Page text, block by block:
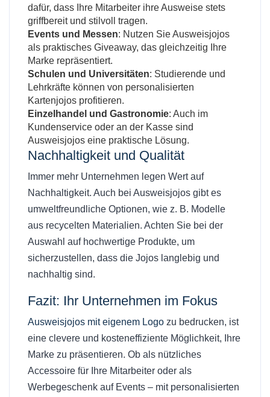
dafür, dass Ihre Mitarbeiter ihre Ausweise stets
griffbereit und stilvoll tragen.
Events und Messen: Nutzen Sie Ausweisjojos
als praktisches Giveaway, das gleichzeitig Ihre
Marke repräsentiert.
Schulen und Universitäten: Studierende und
Lehrkräfte können von personalisierten
Kartenjojos profitieren.
Einzelhandel und Gastronomie: Auch im
Kundenservice oder an der Kasse sind
Ausweisjojos eine praktische Lösung.
Nachhaltigkeit und Qualität
Immer mehr Unternehmen legen Wert auf
Nachhaltigkeit. Auch bei Ausweisjojos gibt es
umweltfreundliche Optionen, wie z. B. Modelle
aus recycelten Materialien. Achten Sie bei der
Auswahl auf hochwertige Produkte, um
sicherzustellen, dass die Jojos langlebig und
nachhaltig sind.
Fazit: Ihr Unternehmen im Fokus
Ausweisjojos mit eigenem Logo zu bedrucken, ist
eine clevere und kosteneffiziente Möglichkeit, Ihre
Marke zu präsentieren. Ob als nützliches
Accessoire für Ihre Mitarbeiter oder als
Werbegeschenk auf Events – mit personalisierten